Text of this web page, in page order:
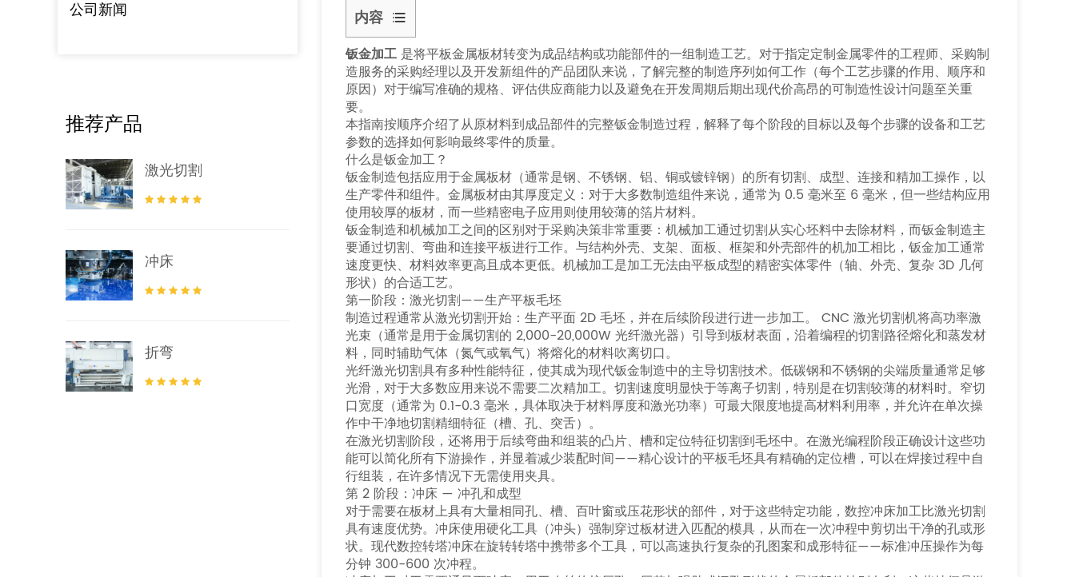
公司新闻
推荐产品
激光切割
冲床
折弯
内容
1
什
么
是
钣
金
加
工？
2
第
一
阶
段：
激
光
切
割
——
生
产
平
板
毛
坯
3
钣金加工是将平板金属板材转变为成品结构或功能部件的一组制造工艺。对于指定定制金属零件的工程师、采购制
造服务的采购经理以及开发新组件的产品团队来说，了解完整的制造序列如何工作（每个工艺步骤的作用、顺序和
原因）对于编写准确的规格、评估供应商能力以及避免在开发周期后期出现代价高昂的可制造性设计问题至关重
要。
本指南按顺序介绍了从原材料到成品部件的完整钣金制造过程，解释了每个阶段的目标以及每个步骤的设备和工艺
参数的选择如何影响最终零件的质量。
什么是钣金加工？
钣金制造包括应用于金属板材（通常是钢、不锈钢、铝、铜或镀锌钢）的所有切割、成型、连接和精加工操作，以
生产零件和组件。金属板材由其厚度定义：对于大多数制造组件来说，通常为 0.5 毫米至 6 毫米，但一些结构应用
使用较厚的板材，而一些精密电子应用则使用较薄的箔片材料。
钣金制造和机械加工之间的区别对于采购决策非常重要：机械加工通过切割从实心坯料中去除材料，而钣金制造主
要通过切割、弯曲和连接平板进行工作。与结构外壳、支架、面板、框架和外壳部件的机加工相比，钣金加工通常
速度更快、材料效率更高且成本更低。机械加工是加工无法由平板成型的精密实体零件（轴、外壳、复杂 3D 几何
形状）的合适工艺。
第一阶段：激光切割——生产平板毛坯
制造过程通常从激光切割开始：生产平面 2D 毛坯，并在后续阶段进行进一步加工。 CNC 激光切割机将高功率激
光束（通常是用于金属切割的 2,000-20,000W 光纤激光器）引导到板材表面，沿着编程的切割路径熔化和蒸发材
料，同时辅助气体（氮气或氧气）将熔化的材料吹离切口。
光纤激光切割具有多种性能特征，使其成为现代钣金制造中的主导切割技术。低碳钢和不锈钢的尖端质量通常足够
光滑，对于大多数应用来说不需要二次精加工。切割速度明显快于等离子切割，特别是在切割较薄的材料时。窄切
口宽度（通常为 0.1-0.3 毫米，具体取决于材料厚度和激光功率）可最大限度地提高材料利用率，并允许在单次操
作中干净地切割精细特征（槽、孔、突舌）。
在激光切割阶段，还将用于后续弯曲和组装的凸片、槽和定位特征切割到毛坯中。在激光编程阶段正确设计这些功
能可以简化所有下游操作，并显着减少装配时间——精心设计的平板毛坯具有精确的定位槽，可以在焊接过程中自
行组装，在许多情况下无需使用夹具。
第 2 阶段：冲床 — 冲孔和成型
对于需要在板材上具有大量相同孔、槽、百叶窗或压花形状的部件，对于这些特定功能，数控冲床加工比激光切割
具有速度优势。冲床使用硬化工具（冲头）强制穿过板材进入匹配的模具，从而在一次冲程中剪切出干净的孔或形
状。现代数控转塔冲床在旋转转塔中携带多个工具，可以高速执行复杂的孔图案和成形特征——标准冲压操作为每
分钟 300-600 次冲程。